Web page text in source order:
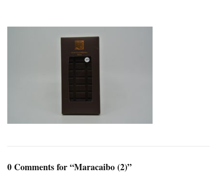
0 Comments for “Maracaibo (2)”